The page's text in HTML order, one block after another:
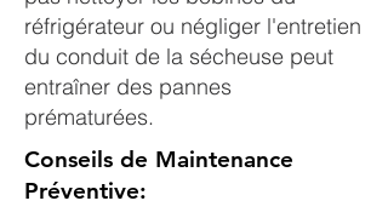
réfrigérateur ou négliger l'entretien
du conduit de la sécheuse peut
entraîner des pannes
prématurées.
Conseils de Maintenance
Préventive: